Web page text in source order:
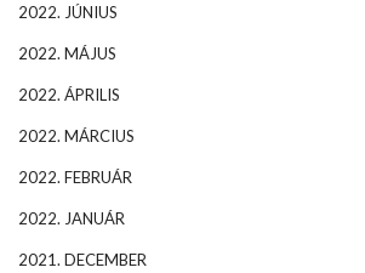
2022. JÚNIUS
2022. MÁJUS
2022. ÁPRILIS
2022. MÁRCIUS
2022. FEBRUÁR
2022. JANUÁR
2021. DECEMBER